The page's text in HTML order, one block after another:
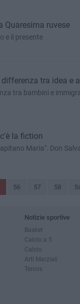
Quaresima ruvese
e il presente
tra idea e
tra bambini e
la fiction
Maria". Don
56 57 58
Notizie sportive
Basket
Calcio a 5
Calcio
Arti Marziali
Tennis